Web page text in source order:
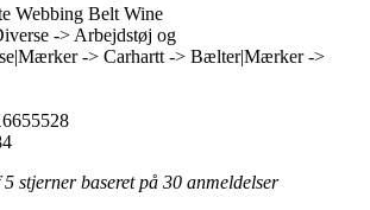
Webbing Belt Wine
-> Arbejdstøj og
-> Carhartt -> Bælter|Mærker ->
5 stjerner baseret på 30 anmeldelser